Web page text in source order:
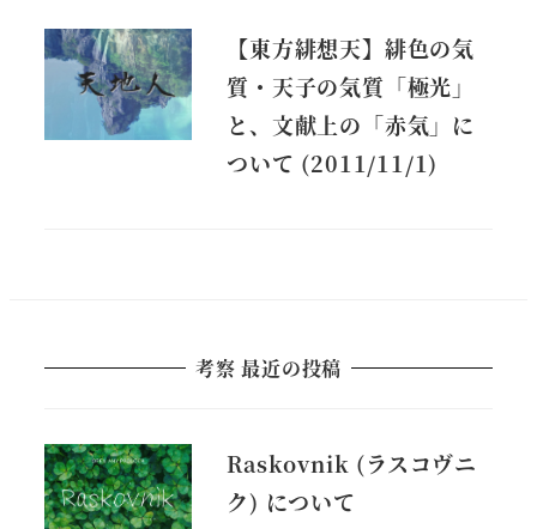
【東方緋想天】緋色の気
質・天子の気質「極光」
と、文献上の「赤気」に
ついて (2011/11/1)
考察 最近の投稿
Raskovnik (ラスコヴニ
ク) について